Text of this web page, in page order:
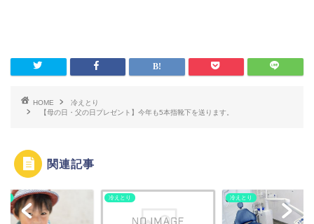
HOME
冷えとり
【母の日・父の日プレゼント】今年も5本指靴下を送ります。
関連記事
冷えとり 冷えとり